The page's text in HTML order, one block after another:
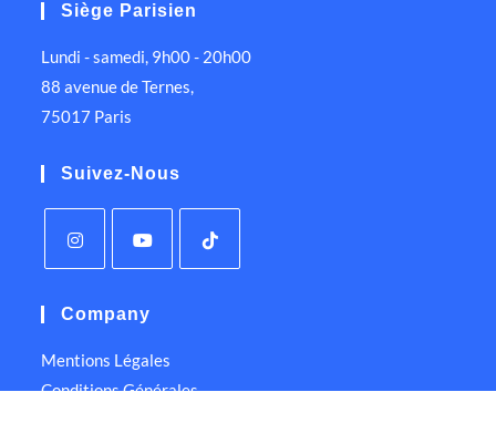
Siège Parisien
Lundi - samedi, 9h00 - 20h00
88 avenue de Ternes,
75017 Paris
Suivez-Nous
Company
Mentions Légales
Conditions Générales